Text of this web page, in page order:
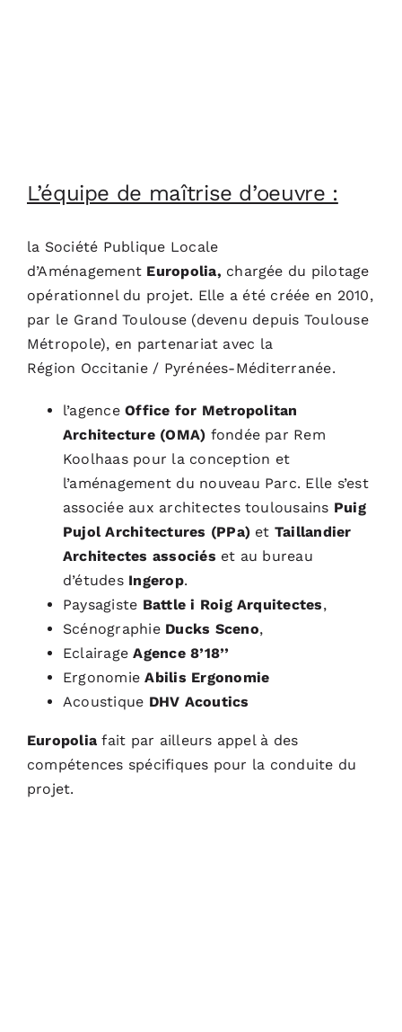
L’équipe de maîtrise d’oeuvre :
la Société Publique Locale
d’Aménagement Europolia, chargée du pilotage
opérationnel du projet. Elle a été créée en 2010,
par le Grand Toulouse (devenu depuis Toulouse
Métropole), en partenariat avec la
Région Occitanie / Pyrénées-Méditerranée.
l’agenceOffice for Metropolitan
Architecture(OMA) fondée par Rem
Koolhaas pour la conception et
l’aménagement du nouveau Parc. Elle s’est
associée aux architectes toulousains Puig
Pujol Architectures (PPa) et Taillandier
Architectes associés et au bureau
d’études Ingerop.
Paysagiste Battle i Roig Arquitectes,
Scénographie Ducks Sceno,
EclairageAgence 8’18’’
ErgonomieAbilis Ergonomie
Acoustique DHV Acoutics
Europolia fait par ailleurs appel à des
compétences spécifiques pour la conduite du
projet.